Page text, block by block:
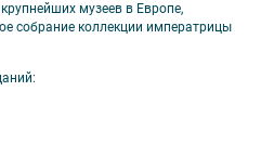
музеев в Европе,
собрание коллекции императрицы